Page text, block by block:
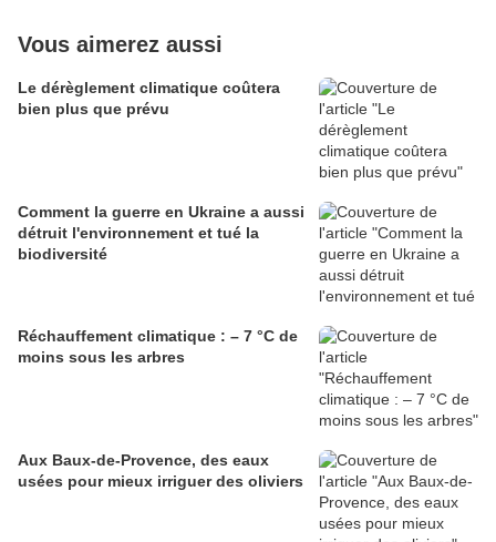
Vous aimerez aussi
Le dérèglement climatique coûtera
bien plus que prévu
Comment la guerre en Ukraine a aussi
détruit l'environnement et tué la
biodiversité
Réchauffement climatique : – 7 °C de
moins sous les arbres
Aux Baux-de-Provence, des eaux
usées pour mieux irriguer des oliviers